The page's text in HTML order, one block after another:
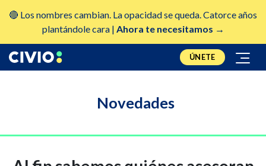
🔴 Los nombres cambian. La opacidad se queda. Catorce años
plantándole cara | Ahora te necesitamos →
ÚNETE
Novedades